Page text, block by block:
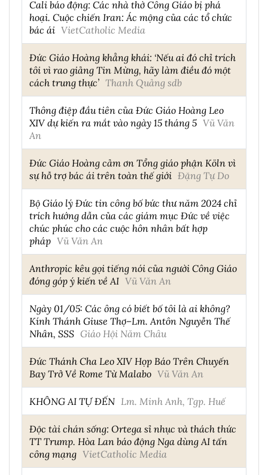
Cali báo động: Các nhà thờ Công Giáo bị phá
hoại. Cuộc chiến Iran: Ác mộng của các tổ chức
bác ái VietCatholic Media
Đức Giáo Hoàng khẳng khái: ‘Nếu ai đó chỉ trích
tôi vì rao giảng Tin Mừng, hãy làm điều đó một
cách trung thực’ Thanh Quảng sdb
Thông điệp đầu tiên của Đức Giáo Hoàng Leo
XIV dự kiến ra mắt vào ngày 15 tháng 5 Vũ Văn
An
Đức Giáo Hoàng cảm ơn Tổng giáo phận Köln vì
sự hỗ trợ bác ái trên toàn thế giới Đặng Tự Do
Bộ Giáo lý Đức tin công bố bức thư năm 2024 chỉ
trích hướng dẫn của các giám mục Đức về việc
chúc phúc cho các cuộc hôn nhân bất hợp
pháp Vũ Văn An
Anthropic kêu gọi tiếng nói của người Công Giáo
đóng góp ý kiến về AI Vũ Văn An
Ngày 01/05: Các ông có biết bố tôi là ai không?
Kính Thánh Giuse Thợ–Lm. Antôn Nguyễn Thế
Nhân, SSS Giáo Hội Năm Châu
Đức Thánh Cha Leo XIV Họp Báo Trên Chuyến
Bay Trở Về Rome Từ Malabo Vũ Văn An
KHÔNG AI TỰ ĐẾN Lm. Minh Anh, Tgp. Huế
Độc tài chán sống: Ortega sỉ nhục và thách thức
TT Trump. Hòa Lan báo động Nga dùng AI tấn
công mạng VietCatholic Media